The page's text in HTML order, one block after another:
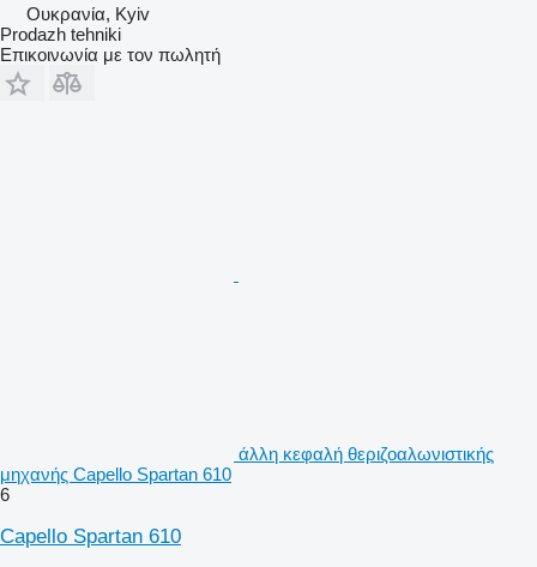
Ουκρανία, Kyiv
Prodazh tehniki
Επικοινωνία με τον πωλητή
άλλη κεφαλή θεριζοαλωνιστικής
μηχανής Capello Spartan 610
6
Capello Spartan 610